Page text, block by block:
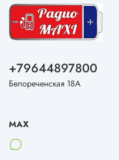
+79644897800
Белореченская 18А
MAX